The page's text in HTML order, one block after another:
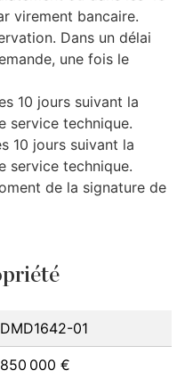
virement bancaire.
Dans un délai
une fois le
10 jours suivant la
service technique.
10 jours suivant la
service technique.
de la signature de
DMD1642-01
850 000 €